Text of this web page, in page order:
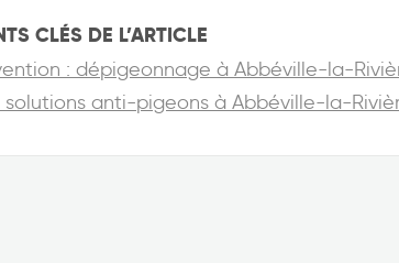
CLÉS DE L’ARTICLE
: dépigeonnage à Abbéville-la-
solutions anti-pigeons à Abbéville-la-